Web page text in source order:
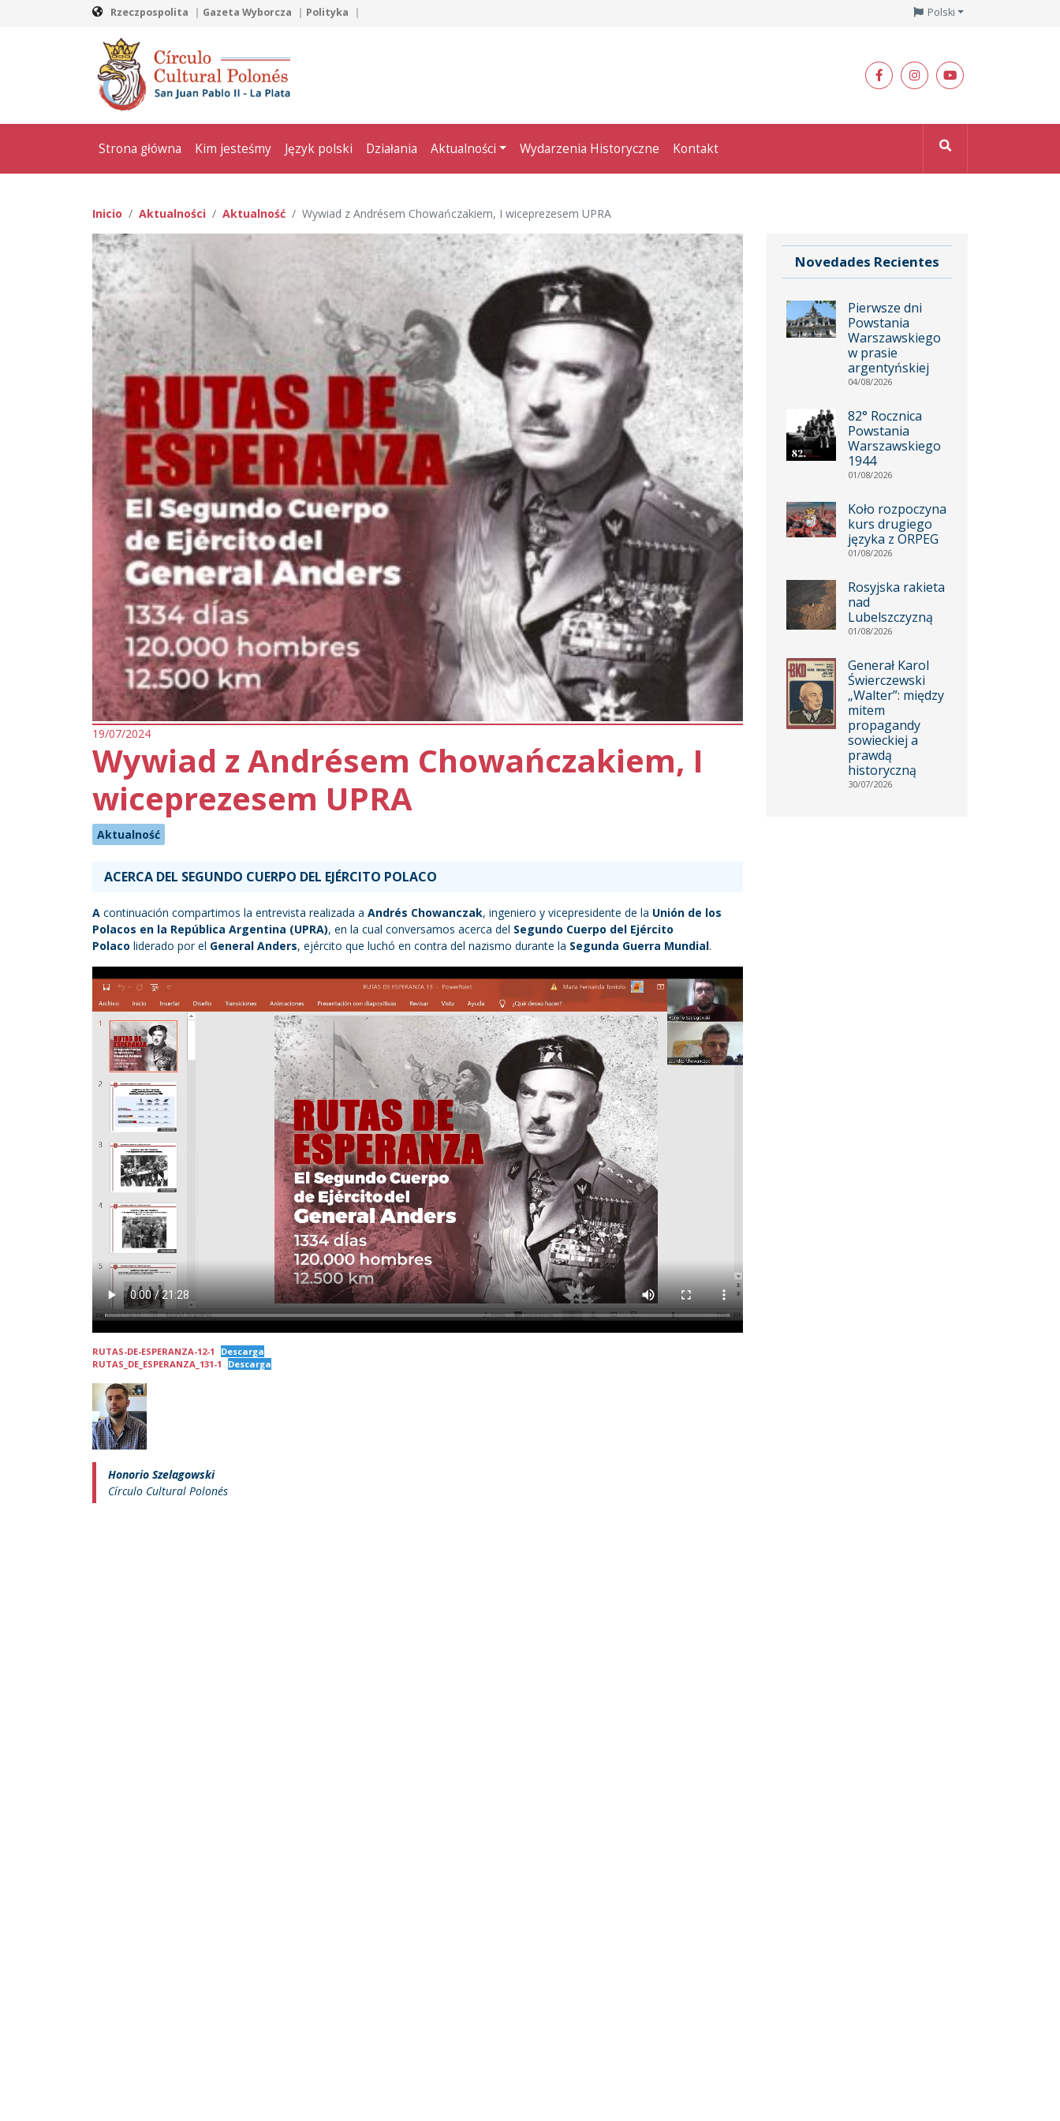
Rzeczpospolita Gazeta Wyborcza Polityka Polski
Strona główna Kim jesteśmy Język polski Działania Aktualności Wydarzenia Historyczne Kontakt
Inicio Aktualności Aktualność Wywiad z Andrésem Chowańczakiem, I wiceprezesem UPRA
19/07/2024
Wywiad z Andrésem Chowańczakiem, I
wiceprezesem UPRA
Aktualność
ACERCA DEL SEGUNDO CUERPO DEL EJÉRCITO POLACO
A continuación compartimos la entrevista realizada a Andrés Chowanczak, ingeniero y vicepresidente de la Unión de los
Polacos en la República Argentina (UPRA), en la cual conversamos acerca del Segundo Cuerpo del Ejército
Polaco liderado por el General Anders, ejército que luchó en contra del nazismo durante la Segunda Guerra Mundial.
RUTAS-DE-ESPERANZA-12-1
Descarga
RUTAS_DE_ESPERANZA_131-1
Descarga
Honorio Szelagowski
Círculo Cultural Polonés
Novedades Recientes
Pierwsze dni
Powstania
Warszawskiego
w prasie
argentyńskiej
04/08/2026
82° Rocznica
Powstania
Warszawskiego
1944
01/08/2026
Koło rozpoczyna
kurs drugiego
języka z ORPEG
01/08/2026
Rosyjska rakieta
nad
Lubelszczyzną
01/08/2026
Generał Karol
Świerczewski
„Walter”: między
mitem
propagandy
sowieckiej a
prawdą
historyczną
30/07/2026